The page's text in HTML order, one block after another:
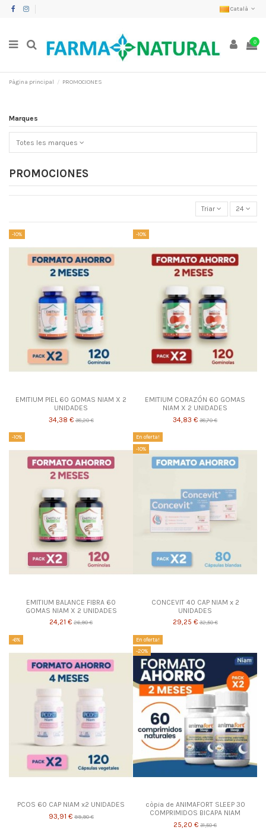
Català
0
Pàgina principal PROMOCIONES
PROMOCIONES
Triar 24
-10%
EMITIUM PIEL 60 GOMAS NIAM X 2
UNIDADES
34,38 €38,20 €
-10%
EMITIUM CORAZÓN 60 GOMAS
NIAM X 2 UNIDADES
34,83 € 38,70 €
-10%
EMITIUM BALANCE FIBRA 60
GOMAS NIAM X 2 UNIDADES
24,21 € 26,90 €
En oferta!
-10%
CONCEVIT 40 CAP NIAM x 2
UNIDADES
29,25 €32,50 €
-6%
PCOS 60 CAP NIAM x2 UNIDADES
93,91 €99,90 €
En oferta!
-20%
còpia de ANIMAFORT SLEEP 30
COMPRIMIDOS BICAPA NIAM
25,20 € 31,50 €
Marques
Totes les marques